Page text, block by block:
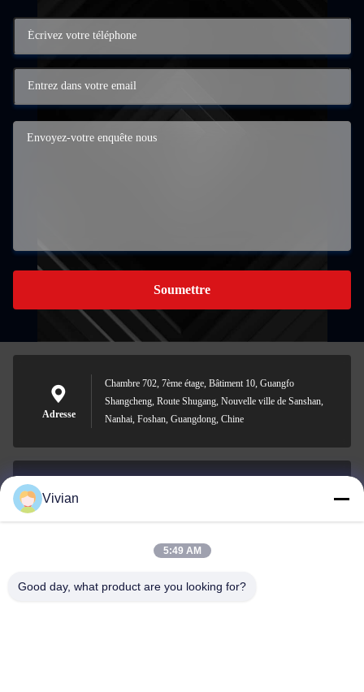
Soumettre
Adresse
Chambre 702, 7ème étage, Bâtiment 10, Guangfo
Shangcheng, Route Shugang, Nouvelle ville de Sanshan,
Nanhai, Foshan, Guangdong, Chine
0086-158-1879-0524
Vivian
5:49 AM
Good day, what product are you looking for?